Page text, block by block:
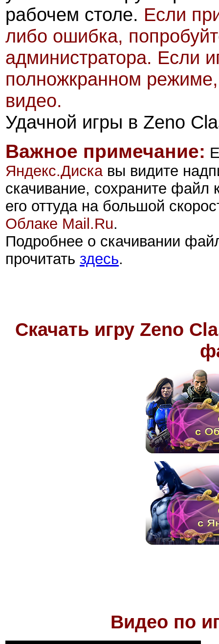
рабочем столе. Если
либо ошибка,
администратора. Если
полножкранном режиме,
видео.
Удачной игры в Zeno
Важное примечание:
Яндекс.Дискавы видите
скачивание, сохраните файл
его оттуда на большой
Облаке Mail.Ru.
Подробнее о скачивании
прочитать здесь.
Скачать игру Zeno
Видео по